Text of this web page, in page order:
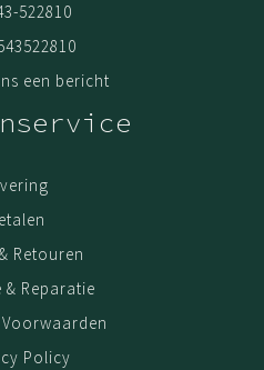
522810
een bericht
Retouren
& Reparatie
Policy